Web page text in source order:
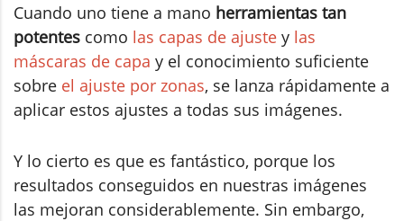
Cuando uno tiene a mano herramientas tan
potentes como las capas de ajuste y las
máscaras de capa y el conocimiento suficiente
sobre el ajuste por zonas, se lanza rápidamente a
aplicar estos ajustes a todas sus imágenes.
Y lo cierto es que es fantástico, porque los
resultados conseguidos en nuestras imágenes
las mejoran considerablemente. Sin embargo,